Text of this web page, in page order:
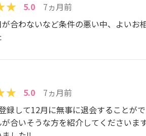
5.0
7ヵ月前
合わないなど条件の悪い中、よい
5.0
7ヵ月前
録して12月に無事に退会することが
合いそうな方を紹介してくださいま